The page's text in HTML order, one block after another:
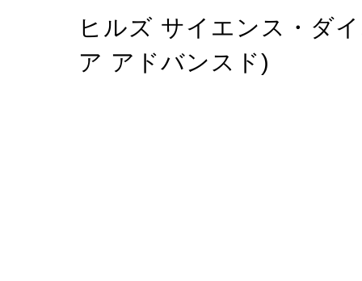
ヒルズ サイエンス・ダ
ア アドバンスド)